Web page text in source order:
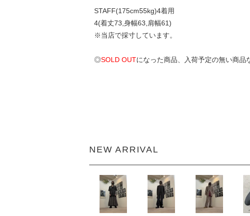
STAFF(175cm55kg)4着用
4(着丈73,身幅63,肩幅61)
※当店で採寸しています。
◎SOLD OUTになった商品、入荷予定の無い商品
NEW ARRIVAL